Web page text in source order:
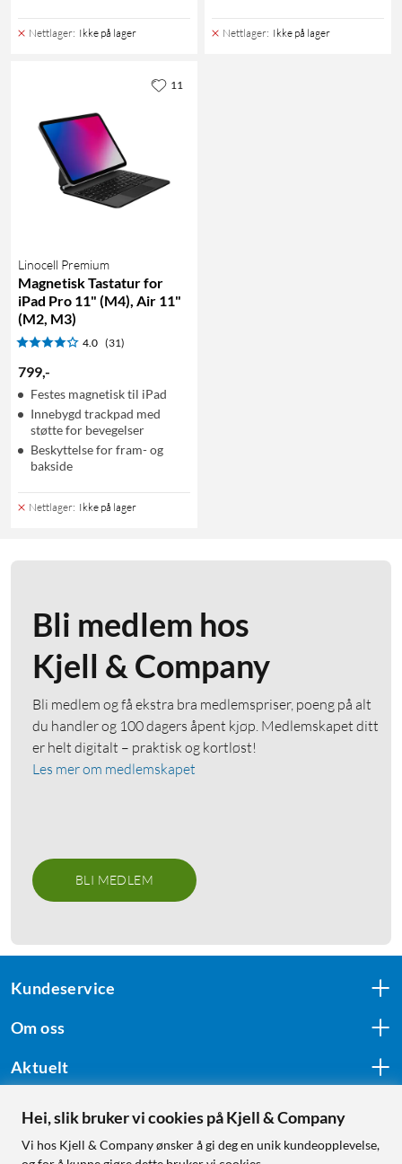
Nettlager: Ikke på lager Nettlager: Ikke på lager
Linocell Premium
Magnetisk Tastatur for
iPad Pro 11" (M4), Air 11"
(M2, M3)
4.0 (31)
799,-
Festes magnetisk til iPad
Innebygd trackpad med
støtte for bevegelser
Beskyttelse for fram- og
bakside
Nettlager: Ikke på lager
11
Bli medlem hos
Kjell & Company
Bli medlem og få ekstra bra medlemspriser, poeng på alt
du handler og 100 dagers åpent kjøp. Medlemskapet ditt
er helt digitalt – praktisk og kortløst!
Les mer om medlemskapet
BLI MEDLEM
Kundeservice
Om oss
Aktuelt
Følg oss
Hei, slik bruker vi cookies på Kjell & Company
Vi hos Kjell & Company ønsker å gi deg en unik kundeopplevelse,